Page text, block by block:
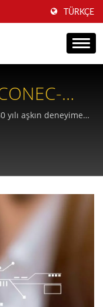
TÜRKÇE
yılı aşkın deneyime
isteyin.